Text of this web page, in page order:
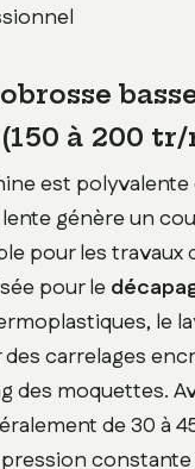
à 200
est
génère un
pour les travaux
pour le
le
carrelages
des moquettes.
de 30 à